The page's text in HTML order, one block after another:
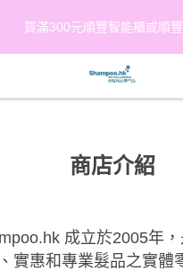
順豐智能櫃或順豐站取件免運
商店介紹
成立於2005年
實惠和專業髮品之實體